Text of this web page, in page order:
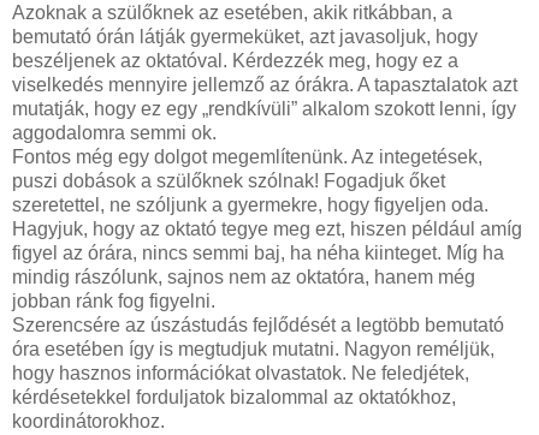
Azoknak a szülőknek az esetében, akik ritkábban, a
bemutató órán látják gyermeküket, azt javasoljuk, hogy
beszéljenek az oktatóval. Kérdezzék meg, hogy ez a
viselkedés mennyire jellemző az órákra. A tapasztalatok azt
mutatják, hogy ez egy „rendkívüli” alkalom szokott lenni, így
aggodalomra semmi ok.
Fontos még egy dolgot megemlítenünk. Az integetések,
puszi dobások a szülőknek szólnak! Fogadjuk őket
szeretettel, ne szóljunk a gyermekre, hogy figyeljen oda.
Hagyjuk, hogy az oktató tegye meg ezt, hiszen például amíg
figyel az órára, nincs semmi baj, ha néha kiinteget. Míg ha
mindig rászólunk, sajnos nem az oktatóra, hanem még
jobban ránk fog figyelni.
Szerencsére az úszástudás fejlődését a legtöbb bemutató
óra esetében így is megtudjuk mutatni. Nagyon reméljük,
hogy hasznos információkat olvastatok. Ne feledjétek,
kérdésetekkel forduljatok bizalommal az oktatókhoz,
koordinátorokhoz.